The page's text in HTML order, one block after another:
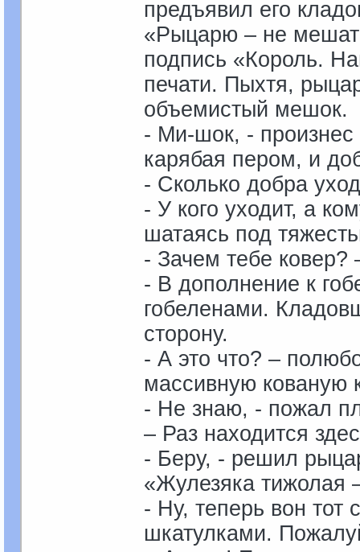
предъявил его
«Рыцарю – не
подпись «Король.
печати. Пыхтя,
объемистый мешок.
- Ми-шок, - произнес
карябая пером, и
- Сколько добра
- У кого уходит, а
шатаясь под
- Зачем тебе ковер?
- В дополнение к
гобеленами.
сторону.
- А это что? –
массивную кованую
- Не знаю, - пожал
– Раз находится
- Беру, - решил
«Жулезяка тижолая
- Ну, теперь вон тот
шкатулками.